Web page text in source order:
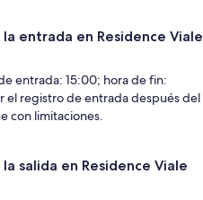
entrada en Residence Viale
entrada: 15:00; hora de fin:
registro de entrada después del
con limitaciones.
salida en Residence Viale